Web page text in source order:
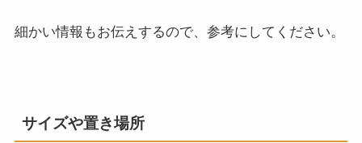
細かい情報もお伝えするので、参考にしてください。
サイズや置き場所